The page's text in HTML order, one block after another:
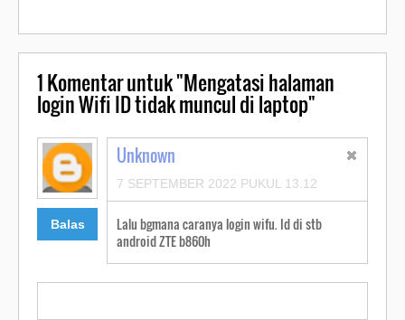
1Komentar untuk "Mengatasi halaman
login Wifi ID tidak muncul di laptop"
Balas
Unknown
7 SEPTEMBER 2022 PUKUL 13.12
Lalu bgmana caranya login wifu. Id di stb
android ZTE b860h